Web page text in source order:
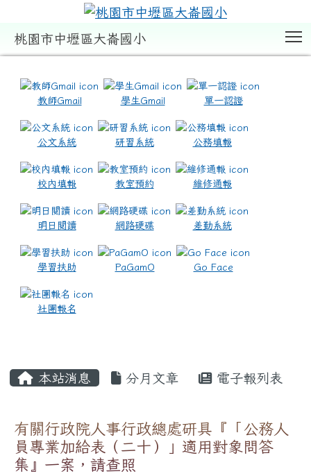
桃園市中壢區大崙國小
教師Gmail 學生Gmail 單一認證
公文系統 研習系統 公務填報
校內填報 教室預約 維修通報
明日閱讀 網路硬碟 差勤系統
學習扶助 PaGamO Go Face
社團報名
本站消息 分月文章 電子報列表
有關行政院人事行政總處研具『「公務人
員專業加給表（二十）」適用對象問答
集』一案，請查照